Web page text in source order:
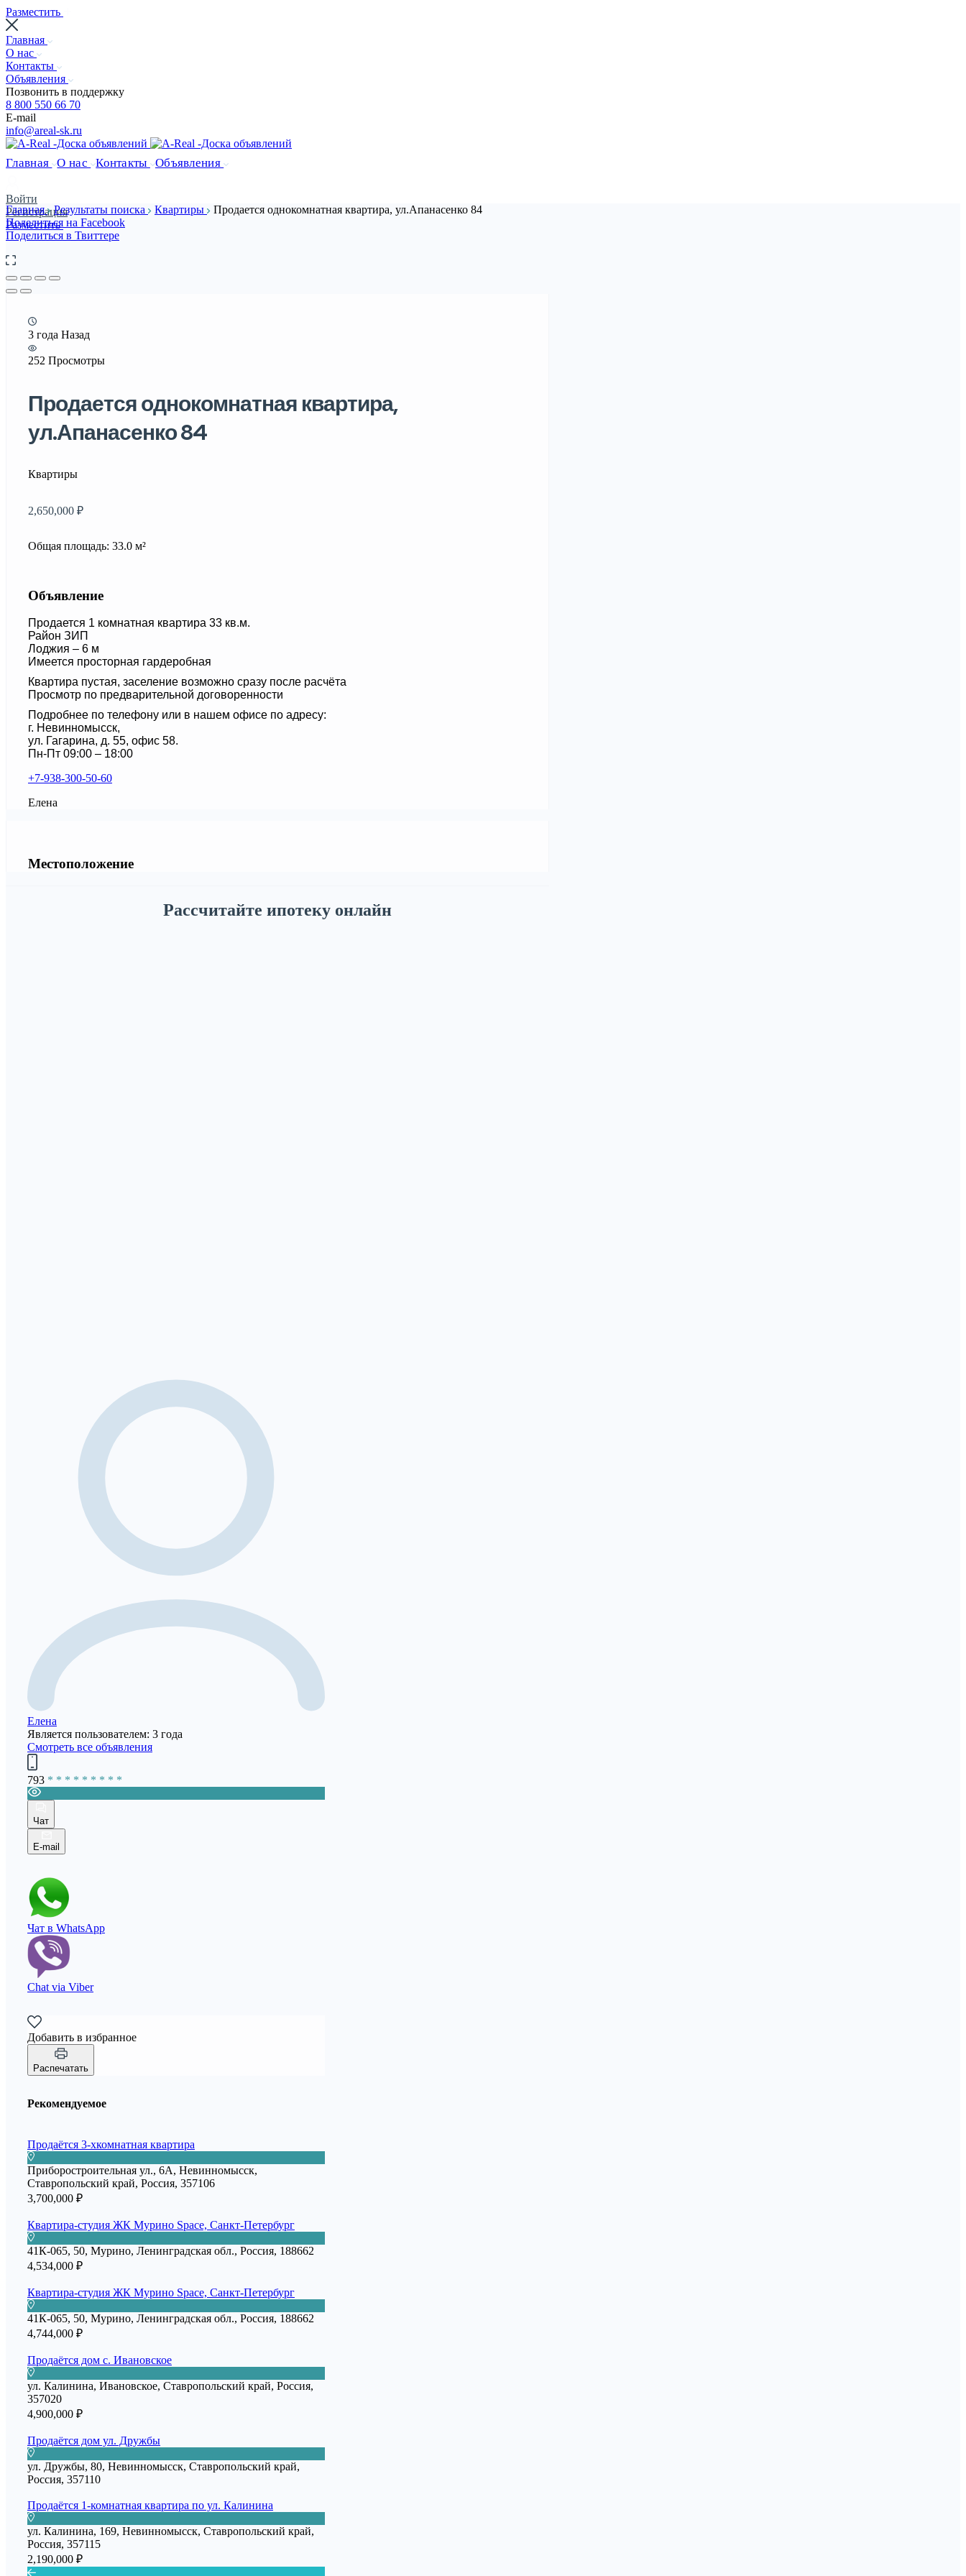
Разместить
Главная
О нас
Контакты
Объявления
Позвонить в поддержку
8 800 550 66 70
E-mail
info@areal-sk.ru
Главная О нас Контакты Объявления
Войти
Регистрация
Разместить
Главная Результаты поиска Квартиры
Продается однокомнатная квартира, ул.Апанасенко 84
Поделиться на Facebook
Поделиться в Твиттере
3 года Назад
252 Просмотры
Продается однокомнатная квартира,
ул.Апанасенко 84
Квартиры
2,650,000 ₽
Общая площадь: 33.0 м²
Объявление
Продается 1 комнатная квартира 33 кв.м.
Район ЗИП
Лоджия – 6 м
Имеется просторная гардеробная
Квартира пустая, заселение возможно сразу после расчёта
Просмотр по предварительной договоренности
Подробнее по телефону или в нашем офисе по адресу:
г. Невинномысск,
ул. Гагарина, д. 55, офис 58.
Пн-Пт 09:00 – 18:00
+7-938-300-50-60
Елена
Местоположение
Рассчитайте ипотеку онлайн
Елена
Является пользователем: 3 года
Смотреть все объявления
793 * * * * * * * * *
Чат
E-mail
Чат в WhatsApp
Chat via Viber
Добавить в избранное
Распечатать
Рекомендуемое
Продаётся 3-хкомнатная квартира
Приборостроительная ул., 6А, Невинномысск,
Ставропольский край, Россия, 357106
3,700,000 ₽
Квартира-студия ЖК Мурино Space, Санкт-Петербург
41К-065, 50, Мурино, Ленинградская обл., Россия, 188662
4,534,000 ₽
Квартира-студия ЖК Мурино Space, Санкт-Петербург
41К-065, 50, Мурино, Ленинградская обл., Россия, 188662
4,744,000 ₽
Продаётся дом с. Ивановское
ул. Калинина, Ивановское, Ставропольский край, Россия,
357020
4,900,000 ₽
Продаётся дом ул. Дружбы
ул. Дружбы, 80, Невинномысск, Ставропольский край,
Россия, 357110
Продаётся 1-комнатная квартира по ул. Калинина
ул. Калинина, 169, Невинномысск, Ставропольский край,
Россия, 357115
2,190,000 ₽